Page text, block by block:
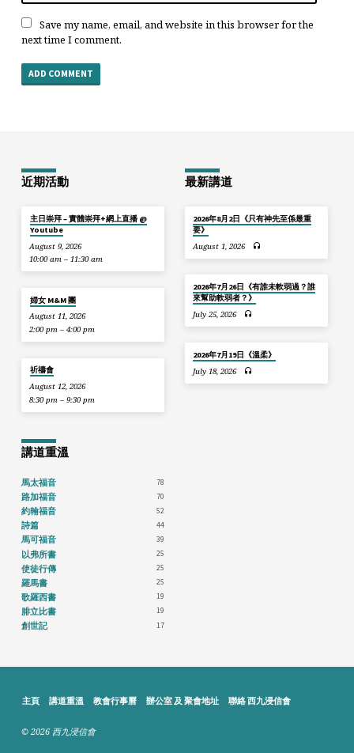
Save my name, email, and website in this browser for the
next time I comment.
近期活動
主日崇拜 – 實體崇拜+網上直播 @
Youtube
August 9, 2026
10:00 am – 11:30 am
婦女 M&M 團
August 11, 2026
2:00 pm – 4:00 pm
祈禱會
August 12, 2026
8:30 pm – 9:30 pm
最新講道
2026年8月2日《只有神先至係最重
要》
August 1, 2026
2026年7月26日《有誰未軟弱過？誰
來幫助軟弱者？》
July 25, 2026
2026年7月19日《溫柔》
July 18, 2026
講道重溫
馬太福音 78
路加福音 70
約翰福音 52
詩篇 44
馬可福音 39
以弗所書 25
使徒行傳 25
羅馬書 25
歌羅西書 19
腓立比書 19
創世記 17
主頁 講道重溫 教會行事曆 辦公室 及 聚會地址 聯絡 西九浸信會
© 2026 西九浸信會